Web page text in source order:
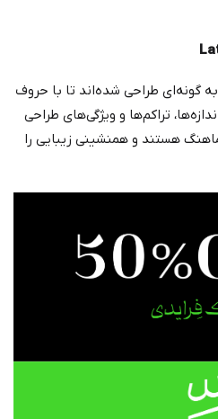
گونه‌ای طراحی شده‌اند تا با حروف
تراکم‌ها و ویژگی‌های طراحی
هستند و همنشینی زیبایی را